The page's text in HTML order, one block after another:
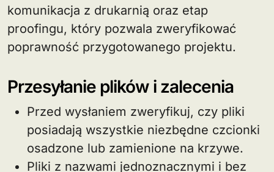
komunikacja z drukarnią oraz etap
proofingu, który pozwala zweryfikować
poprawność przygotowanego projektu.
Przesyłanie plików i zalecenia
Przed wysłaniem zweryfikuj, czy pliki
posiadają wszystkie niezbędne czcionki
osadzone lub zamienione na krzywe.
Pliki z nazwami jednoznacznymi i bez